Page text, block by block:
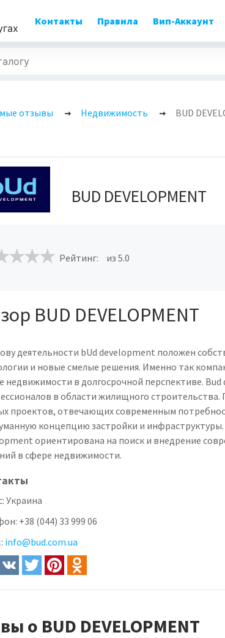
Контакты Правила Вип-Аккаунт
отзывы Недвижимость BUD
BUD DEVELOPMENT
Рейтинг: из 5.0
BUD DEVELOPMENT
деятельности bUd development положен
и новые смелые решения. Именно так
недвижимости в долгосрочной перспективе.
в области жилищного строительства.
проектов, отвечающих современным
концепцию застройки и
ориентирована на поиск и внедрение
в сфере недвижимости.
Украина
+38 (044) 33 999 06
info@bud.com.ua
о BUD DEVELOPMENT